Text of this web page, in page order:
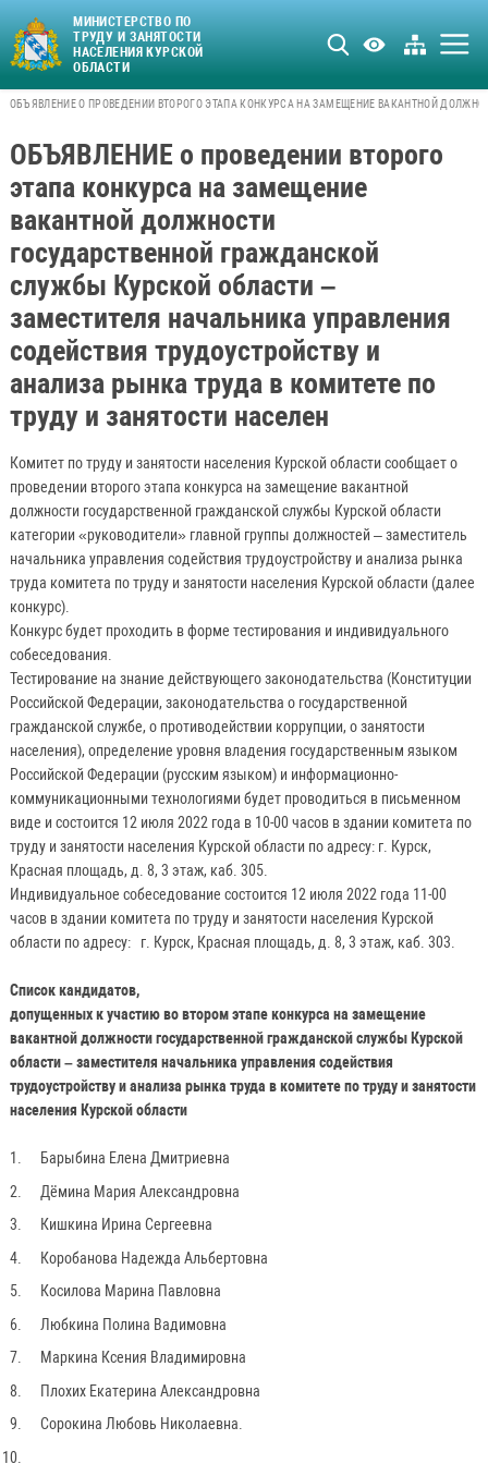
МИНИСТЕРСТВО ПО
ТРУДУ И ЗАНЯТОСТИ
НАСЕЛЕНИЯ КУРСКОЙ
ОБЛАСТИ
ОБЪЯВЛЕНИЕ О ПРОВЕДЕНИИ ВТОРОГО ЭТАПА КОНКУРСА НА ЗАМЕЩЕНИЕ ВАКАНТНОЙ
ОБЪЯВЛЕНИЕ о проведении второго
этапа конкурса на замещение
вакантной должности
государственной гражданской
службы Курской области –
заместителя начальника управления
содействия трудоустройству и
анализа рынка труда в комитете по
труду и занятости населен
Комитет по труду и занятости населения Курской области сообщает о
проведении второго этапа конкурса на замещение вакантной
должности государственной гражданской службы Курской области
категории «руководители» главной группы должностей – заместитель
начальника управления содействия трудоустройству и анализа рынка
труда комитета по труду и занятости населения Курской области (далее
конкурс).
Конкурс будет проходить в форме тестирования и индивидуального
собеседования.
Тестирование на знание действующего законодательства (Конституции
Российской Федерации, законодательства о государственной
гражданской службе, о противодействии коррупции, о занятости
населения), определение уровня владения государственным языком
Российской Федерации (русским языком) и информационно-
коммуникационными технологиями будет проводиться в письменном
виде и состоится 12 июля 2022 года в 10-00 часов в здании комитета по
труду и занятости населения Курской области по адресу: г. Курск,
Красная площадь, д. 8, 3 этаж, каб. 305.
Индивидуальное собеседование состоится 12 июля 2022 года 11-00
часов в здании комитета по труду и занятости населения Курской
области по адресу: г. Курск, Красная площадь, д. 8, 3 этаж, каб. 303.
Список кандидатов,
допущенных к участию во втором этапе конкурса на замещение
вакантной должности государственной гражданской службы Курской
области – заместителя начальника управления содействия
трудоустройству и анализа рынка труда в комитете по труду и занятости
населения Курской области
Барыбина Елена Дмитриевна
Дёмина Мария Александровна
Кишкина Ирина Сергеевна
Коробанова Надежда Альбертовна
Косилова Марина Павловна
Любкина Полина Вадимовна
Маркина Ксения Владимировна
Плохих Екатерина Александровна
Сорокина Любовь Николаевна.